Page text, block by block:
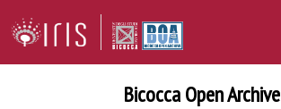
Bicocca Open Archive